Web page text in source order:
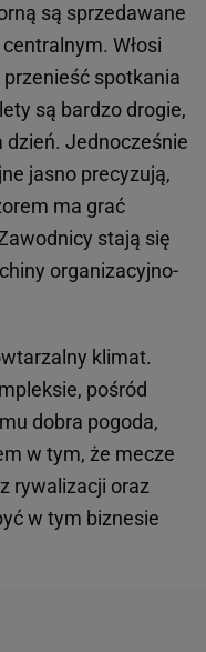
są sprzedawane
Włosi
spotkania
są bardzo drogie,
dzień. Jednocześnie
jasno precyzują,
ma grać
stają się
organizacyjno-
klimat.
pośród
dobra pogoda,
w tym, że mecze
rywalizacji oraz
w tym biznesie